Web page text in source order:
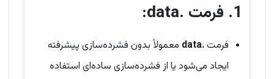
1. فرمت .data :
فرمت.data
معمولاً بدون فشرده‌سازی پیشرفته
ایجاد می‌شود یا از فشرده‌سازی ساده‌ای استفاده